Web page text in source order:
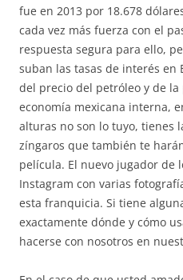
fue en 2013 por 18.678
cada vez más fuerza con el
respuesta segura para ello,
suban las tasas de interés en
del precio del petróleo y de
economía mexicana interna,
alturas no son lo tuyo, tienes
zíngaros que también te
película. El nuevo jugador de
Instagram con varias
esta franquicia. Si tiene
exactamente dónde y cómo
hacerse con nosotros en